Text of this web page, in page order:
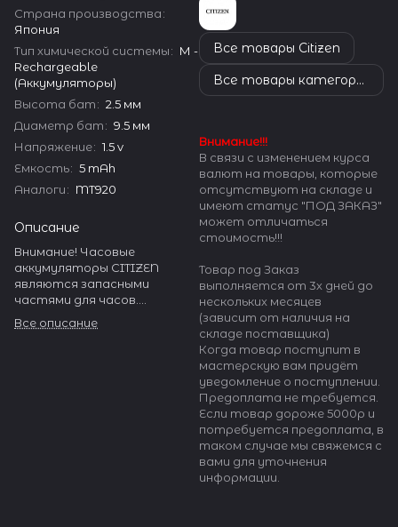
Страна производства:
Япония
Тип химической системы: М -
Rechargeable
(Аккумуляторы)
Высота бат: 2.5 мм
Диаметр бат: 9.5 мм
Напряжение: 1.5 v
Емкость: 5 mAh
Аналоги: MT920
Описание
Внимание! Часовые
аккумуляторы CITIZEN
являются запасными
частями для часов.
прикасаться к
Все описание
Все товары Citizen
Все товары категории
Внимание!!!
В связи с изменением курса
валют на товары, которые
отсутствуют на складе и
имеют статус "ПОД ЗАКАЗ"
может отличаться
стоимость!!!
Товар под Заказ
выполняется от 3х дней до
нескольких месяцев
(зависит от наличия на
складе поставщика)
Когда товар поступит в
мастерскую вам придёт
уведомление о поступлении.
Предоплата не требуется.
Если товар дороже 5000р и
потребуется предоплата, в
таком случае мы свяжемся с
вами для уточнения
информации.